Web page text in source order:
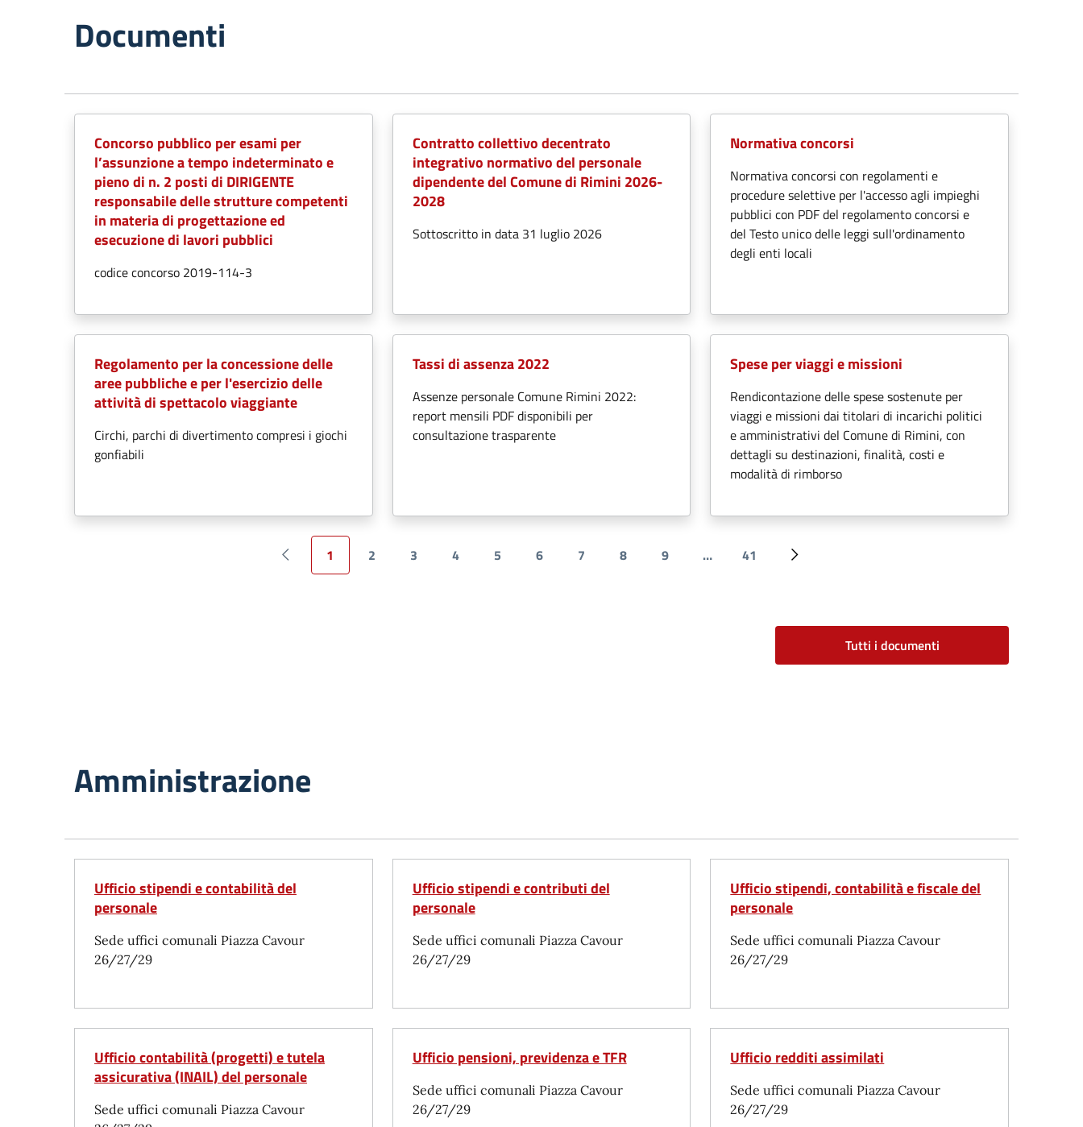
Documenti
Concorso pubblico per esami per
l’assunzione a tempo indeterminato e
pieno di n. 2 posti di DIRIGENTE
responsabile delle strutture competenti
in materia di progettazione ed
esecuzione di lavori pubblici
codice concorso 2019-114-3
Contratto collettivo decentrato
integrativo normativo del personale
dipendente del Comune di Rimini 2026-
2028
Sottoscritto in data 31 luglio 2026
Normativa concorsi
Normativa concorsi con regolamenti e
procedure selettive per l'accesso agli impieghi
pubblici con PDF del regolamento concorsi e
del Testo unico delle leggi sull'ordinamento
degli enti locali
Regolamento per la concessione delle
aree pubbliche e per l'esercizio delle
attività di spettacolo viaggiante
Circhi, parchi di divertimento compresi i giochi
gonfiabili
Tassi di assenza 2022
Assenze personale Comune Rimini 2022:
report mensili PDF disponibili per
consultazione trasparente
Spese per viaggi e missioni
Rendicontazione delle spese sostenute per
viaggi e missioni dai titolari di incarichi politici
e amministrativi del Comune di Rimini, con
dettagli su destinazioni, finalità, costi e
modalità di rimborso
Pagina precedente
Pagina attuale
1
Pagina
2
Pagina
3
Pagina
4
Pagina
5
Pagina
6
Pagina
7
Pagina
8
Pagina
9 …
Ultima pagina
41
Pagina successiva
Tutti i documenti
Amministrazione
Ufficio stipendi e contabilità del
personale
Sede uffici comunali Piazza Cavour
26/27/29
Ufficio stipendi e contributi del
personale
Sede uffici comunali Piazza Cavour
26/27/29
Ufficio stipendi, contabilità e fiscale del
personale
Sede uffici comunali Piazza Cavour
26/27/29
Ufficio contabilità (progetti) e tutela
assicurativa (INAIL) del personale
Sede uffici comunali Piazza Cavour
Ufficio pensioni, previdenza e TFR
Sede uffici comunali Piazza Cavour
26/27/29
Ufficio redditi assimilati
Sede uffici comunali Piazza Cavour
26/27/29